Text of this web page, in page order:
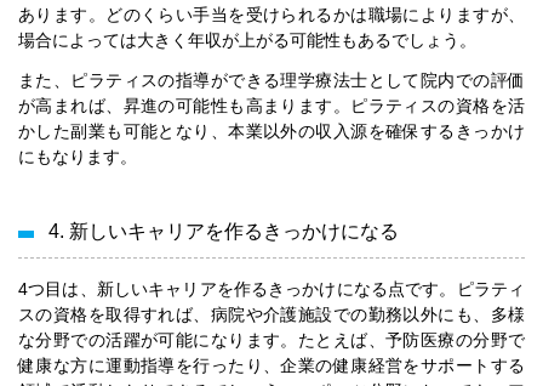
あります。どのくらい手当を受けられるかは職場によりますが、
場合によっては大きく年収が上がる可能性もあるでしょう。
また、ピラティスの指導ができる理学療法士として院内での評価
が高まれば、昇進の可能性も高まります。ピラティスの資格を活
かした副業も可能となり、本業以外の収入源を確保するきっかけ
にもなります。
4. 新しいキャリアを作るきっかけになる
4つ目は、新しいキャリアを作るきっかけになる点です。ピラティ
スの資格を取得すれば、病院や介護施設での勤務以外にも、多様
な分野での活躍が可能になります。たとえば、予防医療の分野で
健康な方に運動指導を行ったり、企業の健康経営をサポートする